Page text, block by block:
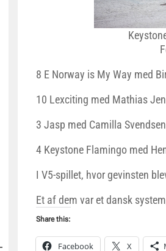
8 E Norway is My Way med
10 Lexciting med Mathias
3 Jasp med Camilla
4 Keystone Flamingo med
I V5-spillet, hvor gevinsten
Et af dem var et dansk
Share this:
Facebook X